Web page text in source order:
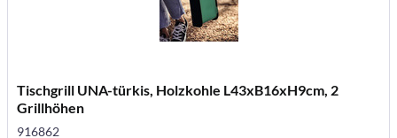
Tischgrill UNA-türkis, Holzkohle L43xB16xH9cm, 2
Grillhöhen
916862